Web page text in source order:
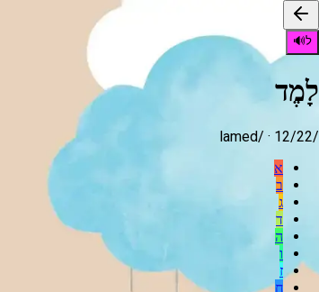
ל🔊
לָמֶד
/
lamed/ · 12/22
א
ב
ג
ד
ה
ו
ז
ח